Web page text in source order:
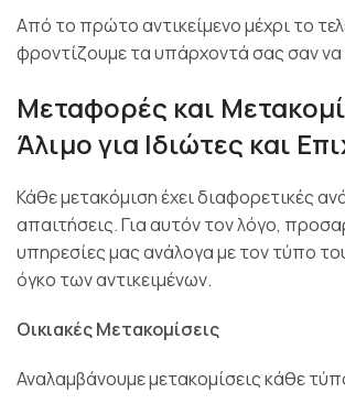
Από το πρώτο αντικείμενο μέχρι το
φροντίζουμε τα υπάρχοντά σας σαν να
Μεταφορές και
Άλιμο για Ιδιώτες και
Κάθε μετακόμιση έχει διαφορετικές
απαιτήσεις. Για αυτόν τον λόγο,
υπηρεσίες μας ανάλογα με τον τύπο
όγκο των αντικειμένων.
Οικιακές Μετακομίσεις
Αναλαμβάνουμε μετακομίσεις κάθε